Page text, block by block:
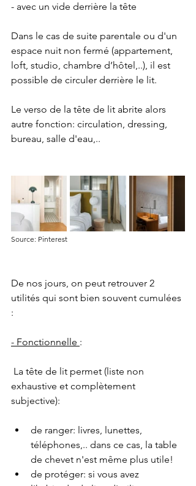
- avec un vide derrière la tête
Dans le cas de suite parentale ou d'un
espace nuit non fermé (appartement,
loft, studio, chambre d’hôtel,..), il est
possible de circuler derrière le lit.
Le verso de la tête de lit abrite alors
autre fonction: circulation, dressing,
bureau, salle d'eau,..
Source: Pinterest
De nos jours, on peut retrouver 2
utilités qui sont bien souvent cumulées
:
- Fonctionnelle :
exhaustive et complètement
subjective):
de ranger: livres, lunettes,
téléphones,.. dans ce cas, la table
de chevet n'est même plus utile!
de protéger: si vous avez